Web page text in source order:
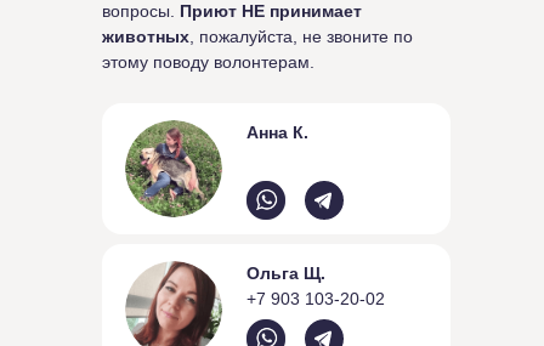
вопросы. Приют НЕ принимает
животных , пожалуйста, не звоните по
этому поводу волонтерам.
Анна К.
Ольга Щ.
+7 903 103-20-02